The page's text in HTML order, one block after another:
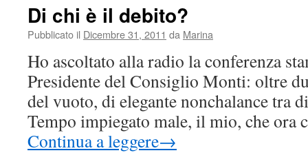
Di chi è il debito?
Pubblicato il Dicembre 31, 2011 da Marina
Ho ascoltato alla radio la conferenza
Presidente del Consiglio Monti: oltre
del vuoto, di elegante nonchalance tra
Tempo impiegato male, il mio, che
Continua a leggere→